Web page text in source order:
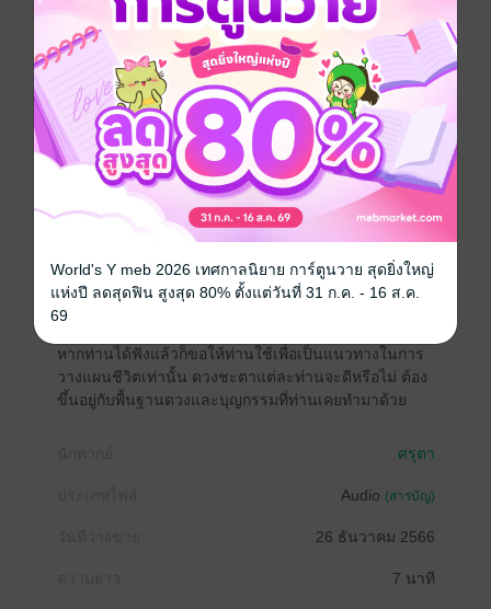
หนังสือเสียงเล่มนี้ เป็นการทำนายดวงชะตาครึ่งปีแรก
2567 ของชาวราศีเมษ โดยจะใช้โหราศาสตร์ไทยในการ
พยากรณ์ และจะแบ่งเป็นแต่ละตอน ตามราศีเกิด ซึ่งมี
ทั้งหมด 12 ราศี ท่านสามารถเลือกฟังตามราศีที่ท่านเกิดได้
ชาวราศีเมษคือผู้ที่เกิดระหว่างวันที่ 13 เมษายน – 14
พฤษภาคม
ดวงชะตาของคนเรา เปลี่ยนแปลงไปตามวันเวลา การ
ทำนายดวงชะตาครึ่งปีแรก ของปี 2567 เป็นเพียงภาพรวม
ของชาวราศีเมษเท่านั้น
หากท่านได้ฟังแล้วก็ขอให้ท่านใช้เพื่อเป็นแนวทางในการ
วางแผนชีวิตเท่านั้น ดวงชะตาแต่ละท่านจะดีหรือไม่ ต้อง
ขึ้นอยู่กับพื้นฐานดวงและบุญกรรมที่ท่านเคยทำมาด้วย
ศรุตา
Audio (สารบัญ)
26 ธันวาคม 2566
7 นาที
World's Y meb 2026 เทศกาลนิยาย การ์ตูนวาย สุดยิ่งใหญ่
แห่งปี ลดสุดฟิน สูงสุด 80% ตั้งแต่วันที่ 31 ก.ค. - 16 ส.ค.
69